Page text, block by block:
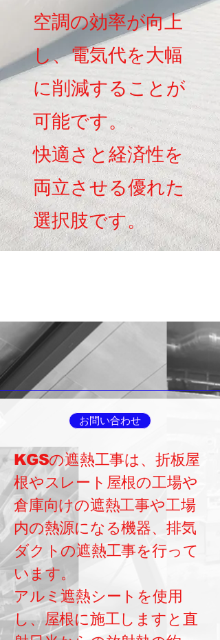
空調の効率が向上
し、電気代を大幅
に削減することが
可能です。
快適さと経済性を
両立させる優れた
選択肢です。
最
最
お問い合わせ
KGSの遮熱工事は、折板屋
根やスレート屋根の工場や
倉庫向けの遮熱工事や工場
内の熱源になる機器、排気
ダクトの遮熱工事を行って
います。
アルミ遮熱シートを使用
し、屋根に施工しますと直